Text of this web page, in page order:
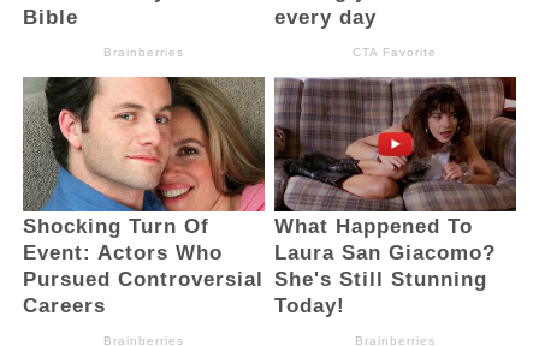
Joko Supratikto, Kepala Bea Cukai Bitung
Didit Prayudi Sidharta, Asisten III
Setdaprov Sulut Dr. Fransiskus E. Manumpil,
serta Kepala Dinas PMPTSP Sulut Ir.
Hermina S.D. Korompis.
Kegiatan ini juga diikuti para kepala daerah,
wakil kepala daerah, sekretaris daerah,
serta pimpinan PMPTSP dari seluruh
kabupaten dan kota di Sulawesi Utara,